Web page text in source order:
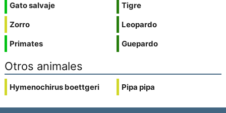
Gato salvaje
Zorro
Primates
Tigre
Leopardo
Guepardo
Otros animales
Hymenochirus boettgeri Pipa pipa